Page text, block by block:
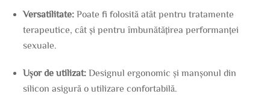
Versatilitate: Poate fi folosită atât pentru tratamente
terapeutice, cât și pentru îmbunătățirea performanței
sexuale.
Ușor de utilizat: Designul ergonomic și manșonul din
silicon asigură o utilizare confortabilă.